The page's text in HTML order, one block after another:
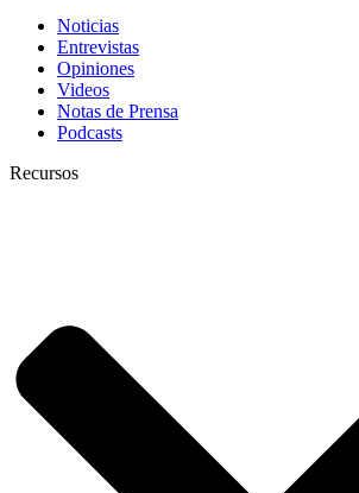
Noticias
Entrevistas
Opiniones
Videos
Notas de Prensa
Podcasts
Recursos